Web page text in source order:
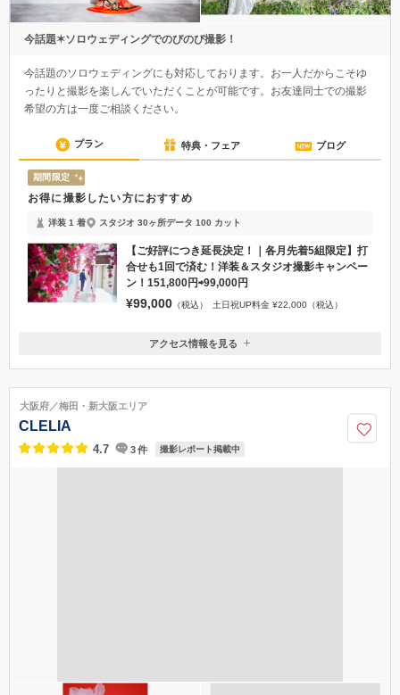
今話題✶ソロウェディングでのびのび撮影！
今話題のソロウェディングにも対応しております。お一人だからこそゆ
ったりと撮影を楽しんでいただくことが可能です。お友達同士での撮影
希望の方は一度ご相談ください。
プラン 特典・フェア ブログ
期間限定
お得に撮影したい方におすすめ
洋装 1 着 スタジオ 30ヶ所データ 100 カット
【ご好評につき延長決定！｜各月先着5組限定】打
合せも1回で済む！洋装＆スタジオ撮影キャンペー
ン！151,800円⇨99,000円
¥99,000 （税込） 土日祝UP料金 ¥22,000（税込）
大阪府大阪市西区南堀江1-9-1 現代オレンジビル3F
06-6616-9932
アクセス情報を見る
大阪府／梅田・新大阪エリア
CLELIA
4.7 3件 撮影レポート掲載中